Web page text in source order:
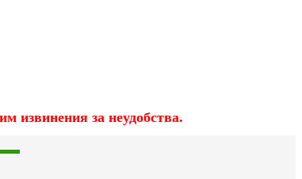
извинения за неудобства.